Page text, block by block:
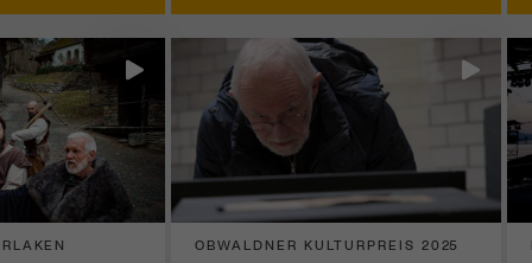
OBWALDNER KULTURPREIS 2025